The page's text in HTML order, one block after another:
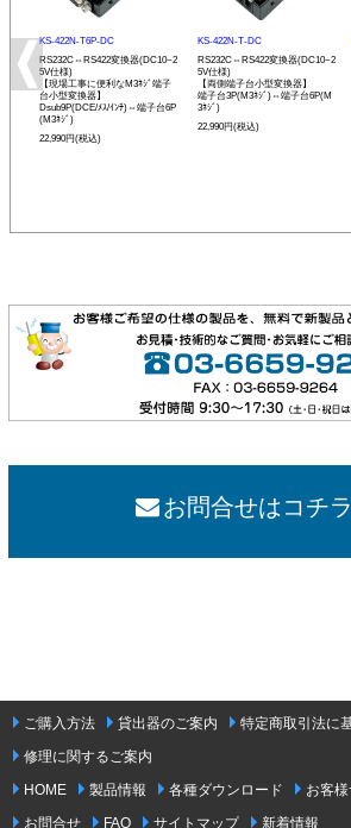
KS-422N-T6P-DC
RS232C⇔RS422変換器(DC10~2
5V仕様)
【現場工事に便利なM3ﾈｼﾞ端子
台小型変換器】
Dsub9P(DCE/ﾒｽ/ｲﾝﾁ)⇔端子台6P
(M3ﾈｼﾞ)
22,990円(税込)
KS-422N-T-DC
RS232C⇔RS422変換器(DC10~2
5V仕様)
【両側端子台小型変換器】
端子台3P(M3ﾈｼﾞ)⇔端子台6P(M
3ﾈｼﾞ)
22,990円(税込)
お問合せはコチ
ご購入方法 貸出器のご案内
特定商取引法に
修理に関するご案内
HOME
製品情報 各種ダウンロード お客様
お問合せ
FAQ サイトマップ 新着情報